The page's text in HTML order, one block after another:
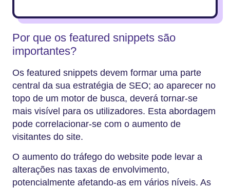
Por que os featured snippets são
importantes?
Os featured snippets devem formar uma parte
central da sua estratégia de SEO; ao aparecer no
topo de um motor de busca, deverá tornar-se
mais visível para os utilizadores. Esta abordagem
pode correlacionar-se com o aumento de
visitantes do site.
O aumento do tráfego do website pode levar a
alterações nas taxas de envolvimento,
potencialmente afetando-as em vários níveis. As